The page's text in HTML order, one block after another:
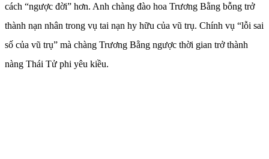
cách “ngược đời” hơn. Anh chàng đào hoa Trương Bằng bỗng trở
thành nạn nhân trong vụ tai nạn hy hữu của vũ trụ. Chính vụ “lỗi sai
số của vũ trụ” mà chàng Trương Bằng ngược thời gian trở thành
nàng Thái Tử phi yêu kiều.